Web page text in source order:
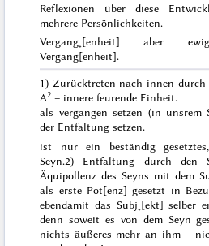
Reflexionen über diese
mehrere Persönlichkeiten.
Vergang˖[enheit] aber
Vergang[enheit].
1) Zurücktreten nach innen
A2 – innerefeurende Einheit.
als vergangen setzen (in
der Entfaltung setzen.
ist nur ein beständiggesetztes
Seyn.2) Entfaltung durch
Äquipollenz des Seyns mit dem
als erste Pot[enz] gesetzt in
ebendamit das Subj˖[ekt] selber
denn soweit es von dem Seyn
nichts äußeres mehr an ihm –